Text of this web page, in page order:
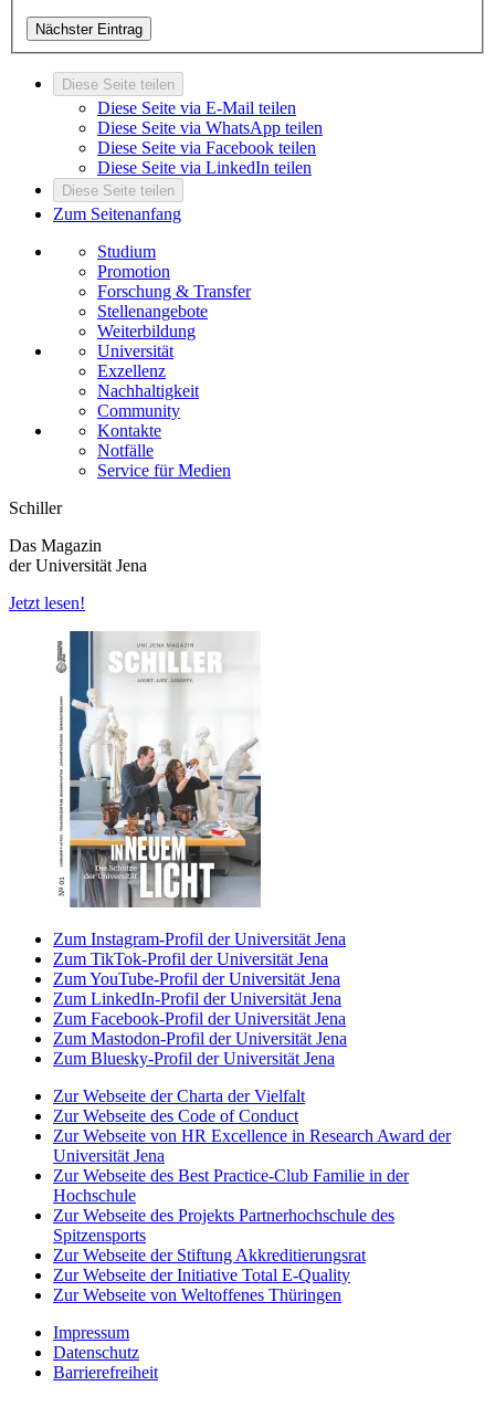
Nächster Eintrag
Diese Seite teilen
Diese Seite via E-Mail teilen
Diese Seite via WhatsApp teilen
Diese Seite via Facebook teilen
Diese Seite via LinkedIn teilen
Diese Seite teilen
Zum Seitenanfang
Studium
Promotion
Forschung & Transfer
Stellenangebote
Weiterbildung
Universität
Exzellenz
Nachhaltigkeit
Community
Kontakte
Notfälle
Service für Medien
Schiller
Das Magazin
der Universität Jena
Jetzt lesen!
Zum Instagram-Profil der Universität Jena
Zum TikTok-Profil der Universität Jena
Zum YouTube-Profil der Universität Jena
Zum LinkedIn-Profil der Universität Jena
Zum Facebook-Profil der Universität Jena
Zum Mastodon-Profil der Universität Jena
Zum Bluesky-Profil der Universität Jena
Zur Webseite der Charta der Vielfalt
Zur Webseite des Code of Conduct
Zur Webseite von HR Excellence in Research Award der
Universität Jena
Zur Webseite des Best Practice-Club Familie in der
Hochschule
Zur Webseite des Projekts Partnerhochschule des
Spitzensports
Zur Webseite der Stiftung Akkreditierungsrat
Zur Webseite der Initiative Total E-Quality
Zur Webseite von Weltoffenes Thüringen
Impressum
Datenschutz
Barrierefreiheit